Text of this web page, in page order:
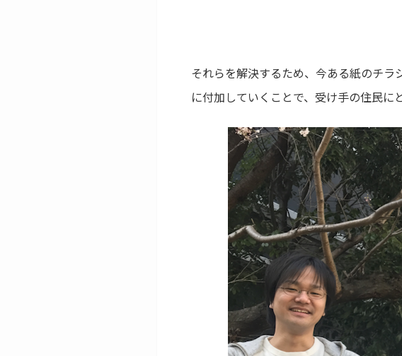
それらを解決するため、今ある紙のチ
に付加していくことで、受け手の住民に